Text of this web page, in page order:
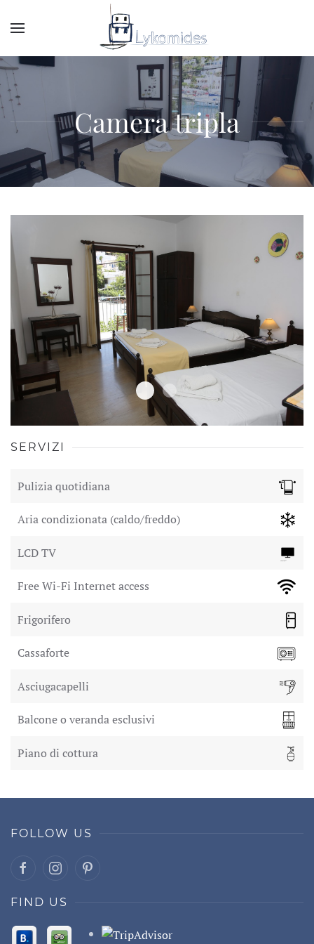
Camera tripla
SERVIZI
Pulizia quotidiana
Aria condizionata (caldo/freddo)
LCD TV
Free Wi-Fi Internet access
Frigorifero
Cassaforte
Asciugacapelli
Balcone o veranda esclusivi
Piano di cottura
FOLLOW US
FIND US